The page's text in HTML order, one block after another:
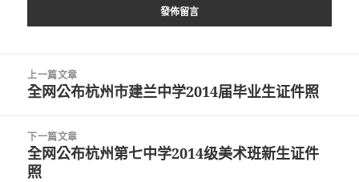
上一篇文章
上
篇
文
章:
全网公布杭州市建兰中学2014届毕业生证件照
下一篇文章
下
一
全网公布杭州第七中学2014级美术班新生证件
照